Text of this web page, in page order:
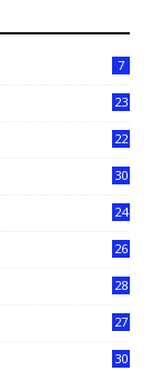
7
23
22
30
24
26
28
27
30